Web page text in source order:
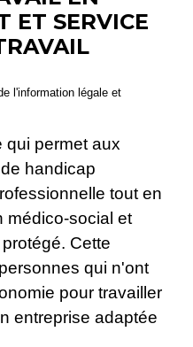
ET SERVICE
l'information légale et
qui permet aux
handicap
tout en
médico-social et
Cette
qui n'ont
pour travailler
entreprise adaptée